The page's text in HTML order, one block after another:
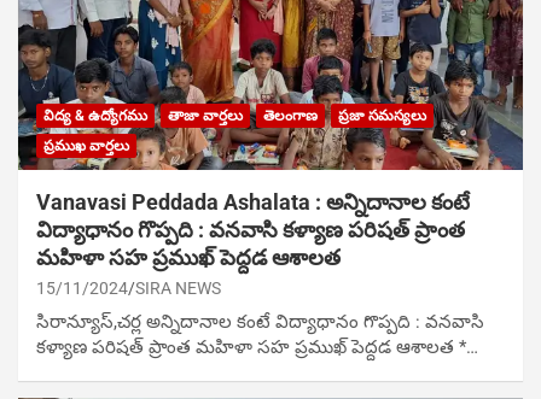
విద్య & ఉద్యోగము తాజా వార్తలు తెలంగాణ
ప్రజా సమస్యలు
ప్రముఖ వార్తలు
Vanavasi Peddada Ashalata : అన్నిదానాల కంటే
విద్యాధానం గొప్పది : వనవాసి కళ్యాణ పరిషత్ ప్రాంత
మహిళా సహ ప్రముఖ్ పెద్దడ ఆశాలత
15/11/2024 SIRA NEWS
సిరాన్యూస్,చర్ల అన్నిదానాల కంటే విద్యాధానం గొప్పది : వనవాసి
కళ్యాణ పరిషత్ ప్రాంత మహిళా సహ ప్రముఖ్ పెద్దడ ఆశాలత *…